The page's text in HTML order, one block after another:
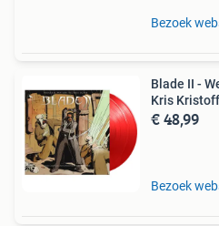
Bezoek
Blade II - Wesley Snipes - Ron Perlman -
Kris
€ 48,99
Bezoek